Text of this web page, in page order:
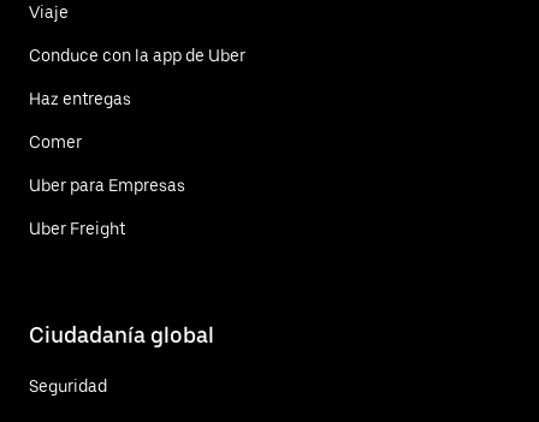
Viaje
Conduce con la app de Uber
Haz entregas
Comer
Uber para Empresas
Uber Freight
Ciudadanía global
Seguridad